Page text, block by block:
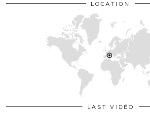
LOCATION
LAST VIDÉO